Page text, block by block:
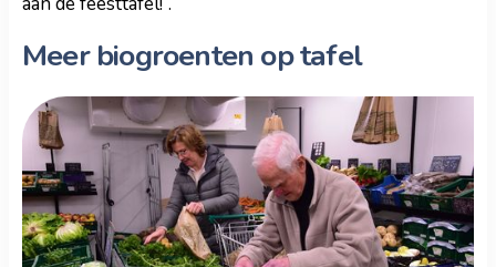
Meer biogroenten op tafel